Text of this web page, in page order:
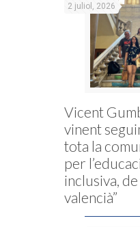
2 juliol, 2026
Vicent
vinent
tota la
per
inclusiva,
valencià”